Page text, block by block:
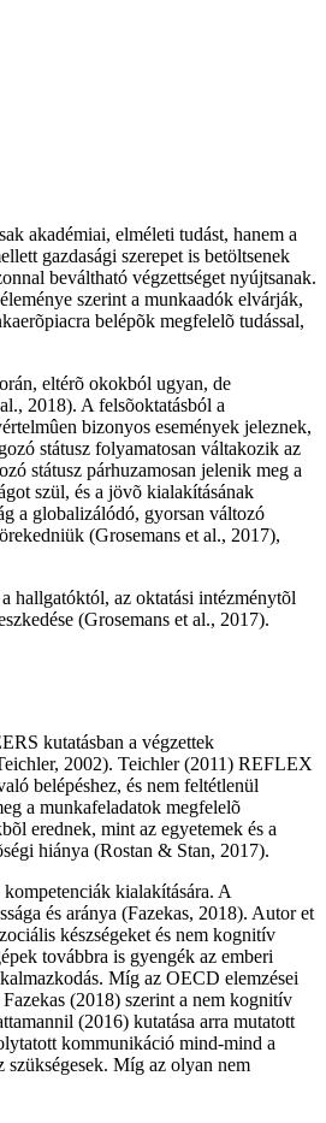
akadémiai, elméleti tudást, hanem a
gazdasági szerepet is betöltsenek
beváltható végzettséget nyújtsanak.
szerint a munkaadók elvárják,
belépõk megfelelõ tudással,
eltérõ okokból ugyan, de
2018). A felsõoktatásból a
bizonyos események jeleznek,
státusz folyamatosan váltakozik az
státusz párhuzamosan jelenik meg a
szül, és a jövõ kialakításának
a globalizálódó, gyorsan változó
(Grosemans et al., 2017),
hallgatóktól, az oktatási intézménytõl
(Grosemans et al., 2017).
kutatásban a végzettek
2002). Teichler (2011) REFLEX
belépéshez, és nem feltétlenül
a munkafeladatok megfelelõ
erednek, mint az egyetemek és a
hiánya (Rostan & Stan, 2017).
kialakítására. A
és aránya (Fazekas, 2018). Autor et
készségeket és nem kognitív
továbbra is gyengék az emberi
Míg az OECD elemzései
(2018) szerint a nem kognitív
(2016) kutatása arra mutatott
kommunikáció mind-mind a
szükségesek. Míg az olyan nem